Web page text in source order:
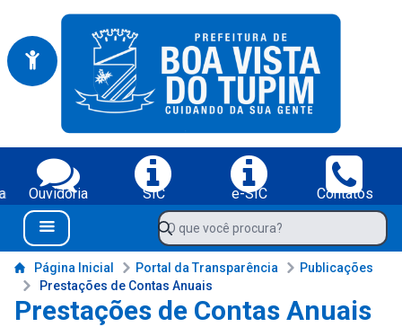
Portal da Prefeitura Municipal de Boa Vista do Tupim-BA
Serviços da Prefeitura Municipal de Boa Vista do Tupim-BA;
Ouvidoria SIC e-SIC
Contatos
Navegue pelo portal da Prefeitura de Boa Vista do Tupim-BA
Menu Bar
O que você procura?
Conteúdo da Prefeitura de Boa Vista do Tupim-BA
Página Inicial Portal da Transparência
Publicações
Prestações de Contas Anuais
Prestações de Contas Anuais